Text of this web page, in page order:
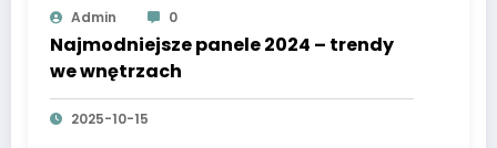
Admin 0
Najmodniejsze panele 2024 – trendy
we wnętrzach
2025-10-15